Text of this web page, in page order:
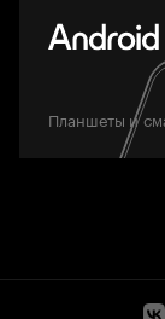
Планшеты и